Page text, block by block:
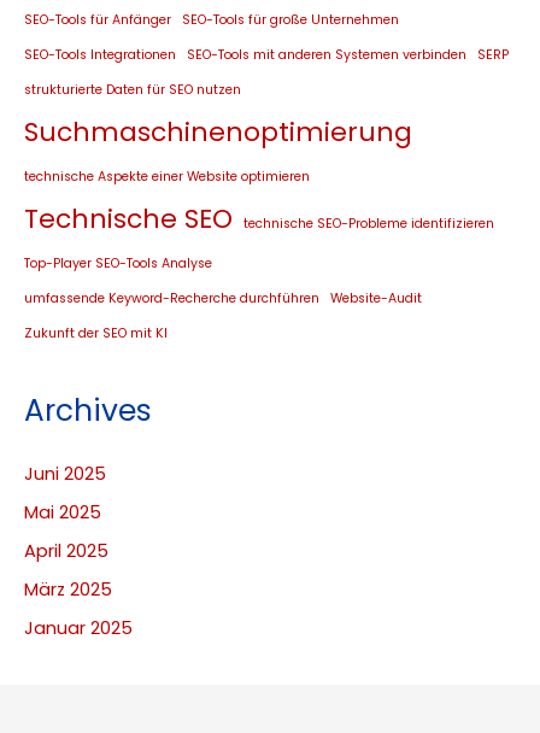
SEO-Tools für Anfänger
SEO-Tools für große Unternehmen
SEO-Tools Integrationen
SEO-Tools mit anderen Systemen verbinden
SERP
strukturierte Daten für SEO nutzen
Suchmaschinenoptimierung
technische Aspekte einer Website optimieren
Technische SEO technische SEO-Probleme identifizieren
Top-Player SEO-Tools Analyse
umfassende Keyword-Recherche durchführen
Website-Audit
Zukunft der SEO mit KI
Archives
Juni 2025
Mai 2025
April 2025
März 2025
Januar 2025